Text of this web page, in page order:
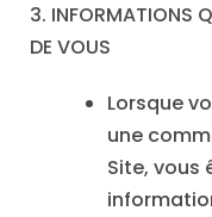
3. INFORMATIONS
DE VOUS
Lorsque
une
Site, vous